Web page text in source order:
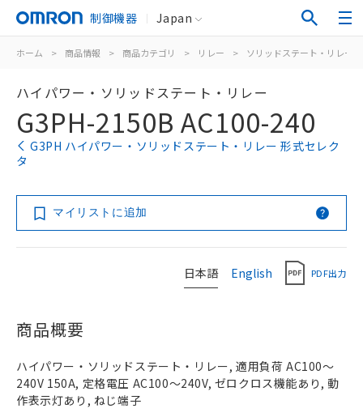
制御機器 Japan
ホーム > 商品情報 > 商品カテゴリ > リレー > ソリッドステート・リレー
ハイパワー・ソリッドステート・リレー
G3PH-2150B AC100-240
G3PH ハイパワー・ソリッドステート・リレー 形式セレク
タ
マイリストに追加
日本語 English PDF出力
商品概要
ハイパワー・ソリッドステート・リレー, 適用負荷 AC100～
240V 150A, 定格電圧 AC100～240V, ゼロクロス機能あり, 動
作表示灯あり, ねじ端子